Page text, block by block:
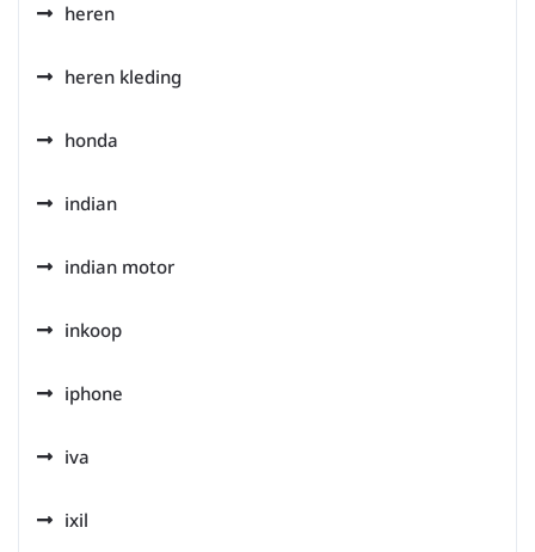
heren
heren kleding
honda
indian
indian motor
inkoop
iphone
iva
ixil